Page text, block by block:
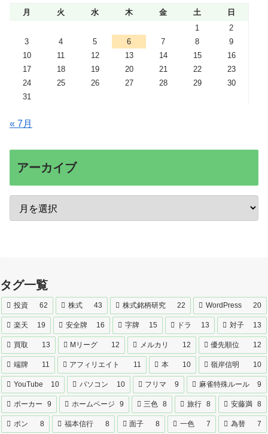
月 火 水 木 金 土
日
1
2
3
4 5 6 7 8
9
10
11 12 13 14 15
16
17
18 19 20 21 22
23
24
25 26 27 28 29
30
31
« 7月
アーカイブ
タグ一覧
投資 62 株式 43 株式銘柄研究 22 WordPress 20
楽天 19 安全牌 16 字牌 15 ドラ 13 対子 13
買取 13 Mリーグ 12 メルカリ 12 優先順位 12
端牌 11 アフィリエイト 11 本 10 嶺岸信明 10
YouTube 10 パソコン 10 フリマ 9 麻雀特殊ルール 9
ポーカー 9 ホームページ 9 三色 8 旅行 8 安藤満 8
ポン 8 福本信行 8 面子 8 一色 7 為替 7